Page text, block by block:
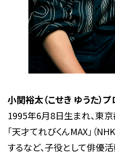
小関裕太（こせき ゆうた）
1995年6月8日生まれ、東京
「天才てれびくんMAX」（
するなど、子役として俳優